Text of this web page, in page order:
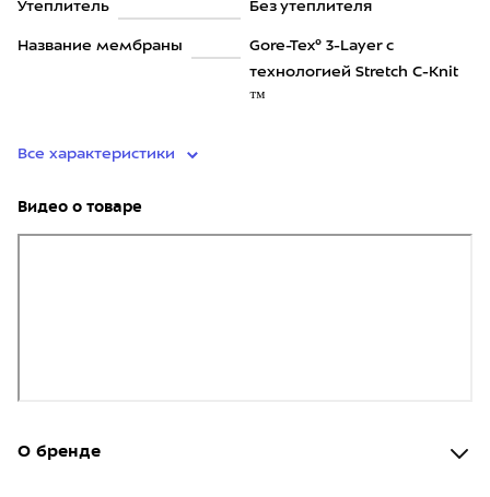
Утеплитель Без утеплителя
Название мембраны
Gore-Tex® 3-Layer с
технологией Stretch C-Knit
™
Все характеристики
Видео о товаре
О бренде